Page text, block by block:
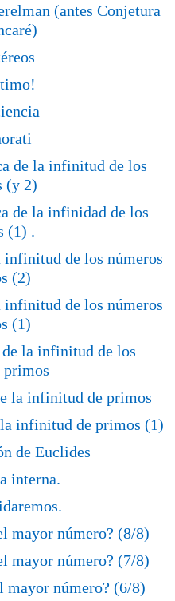
(antes Conjetura
timo!
de la infinitud de los
(y 2)
de la infinidad de los
(1) .
infinitud de los números
(2)
infinitud de los números
(1)
la infinitud de los
primos
la infinitud de primos
infinitud de primos (1)
de Euclides
interna.
mayor número? (8/8)
mayor número? (7/8)
mayor número? (6/8)